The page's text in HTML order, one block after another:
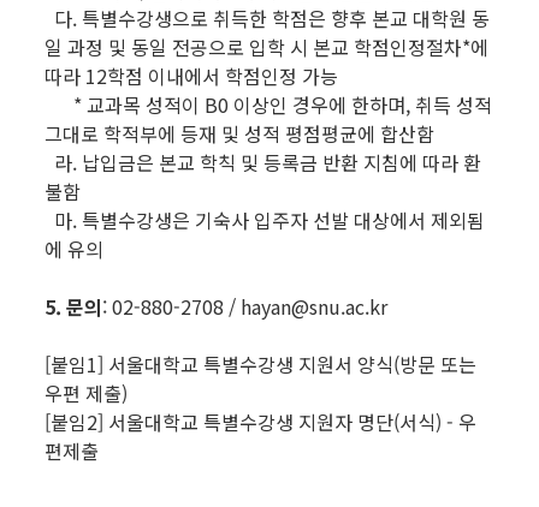
다. 특별수강생으로 취득한 학점은 향후 본교 대학원 동
일 과정 및 동일 전공으로 입학 시 본교 학점인정절차*에
따라 12학점 이내에서 학점인정 가능
* 교과목 성적이 B0 이상인 경우에 한하며, 취득 성적
그대로 학적부에 등재 및 성적 평점평균에 합산함
라. 납입금은 본교 학칙 및 등록금 반환 지침에 따라 환
불함
마. 특별수강생은 기숙사 입주자 선발 대상에서 제외됨
에 유의
5. 문의: 02-880-2708 / hayan@snu.ac.kr
[붙임1] 서울대학교 특별수강생 지원서 양식(방문 또는
우편 제출)
[붙임2] 서울대학교 특별수강생 지원자 명단(서식) - 우
편제출